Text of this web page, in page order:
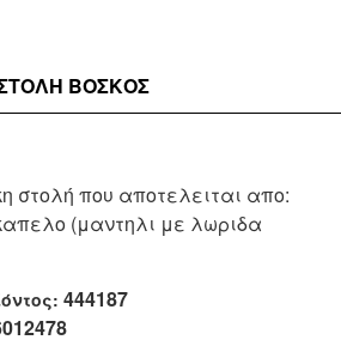
ΒΟΣΚΟΣ
στολή που αποτελειται απο:
(μαντηλι με λωριδα
444187